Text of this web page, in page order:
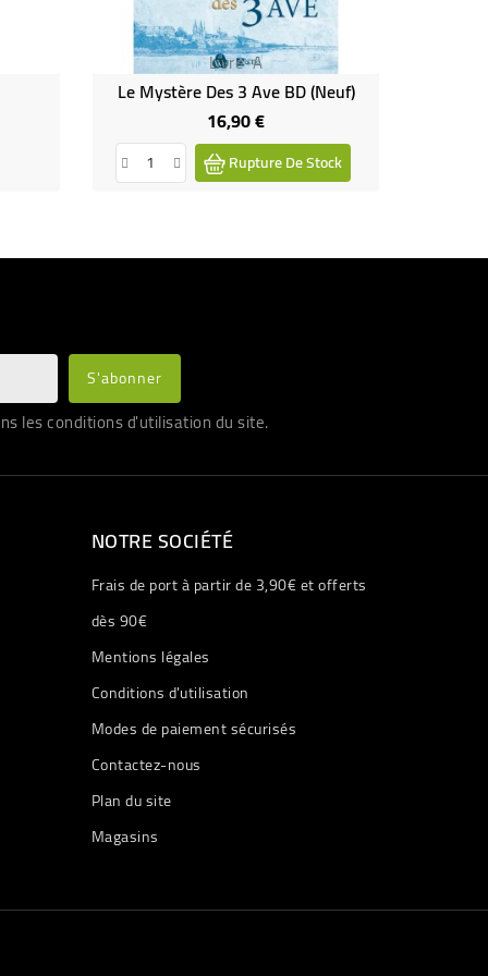
Livre-A
Le Mystère Des 3 Ave BD (neuf)
16,90 €Prix
Rupture De Stock
les conditions d'utilisation du site.
NOTRE SOCIÉTÉ
Frais de port à partir de 3,90€ et offerts
dès 90€
Mentions légales
Conditions d'utilisation
Modes de paiement sécurisés
Contactez-nous
Plan du site
Magasins